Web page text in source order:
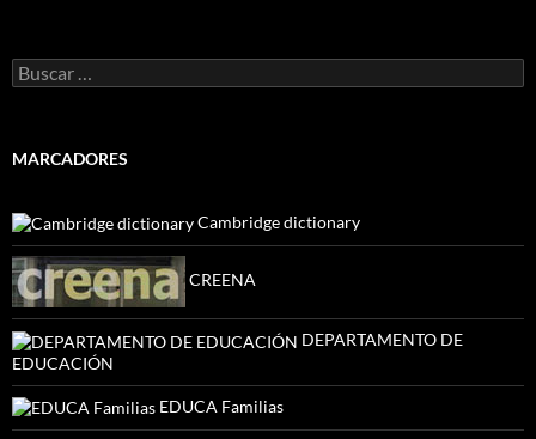
Buscar:
MARCADORES
Cambridge dictionary
CREENA
DEPARTAMENTO DE
EDUCACIÓN
EDUCA Familias